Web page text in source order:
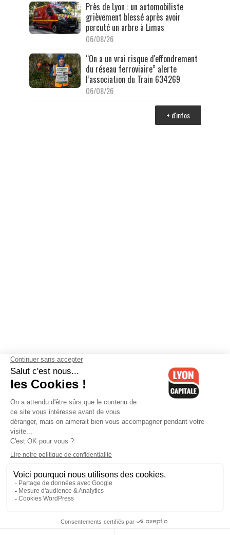
Près de Lyon : un automobiliste
grièvement blessé après avoir
percuté un arbre à Limas
06/08/26
“On a un vrai risque d'effondrement
du réseau ferroviaire” alerte
l’association du Train 634269
06/08/26
+ d'infos
Contactez-nous-Mentions légales-CGV-Politique de
confidentialité-Gestion des cookies
Cedex 06